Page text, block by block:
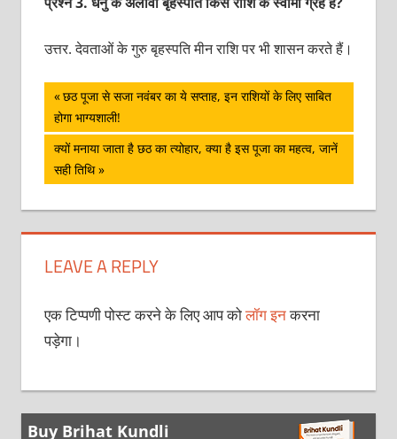
उत्तर. देवताओं के गुरु बृहस्‍पति मीन राशि पर भी शासन करते हैं।
पोस्ट
नेविगेशन
Previous
Post:
छठ पूजा से सजा नवंबर का ये सप्ताह, इन राशियों के लिए साबित
होगा भाग्यशाली!
Next
Post:
क्यों मनाया जाता है छठ का त्योहार, क्या है इस पूजा का महत्व, जानें
सही तिथि
LEAVE A REPLY
एक टिप्पणी पोस्ट करने के लिए आप कोलॉग इनकरना
पड़ेगा।
Buy Brihat Kundli